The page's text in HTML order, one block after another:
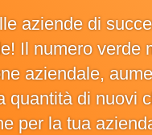
aziende di
Il numero verde
aziendale,
quantità di nuovi
per la tua